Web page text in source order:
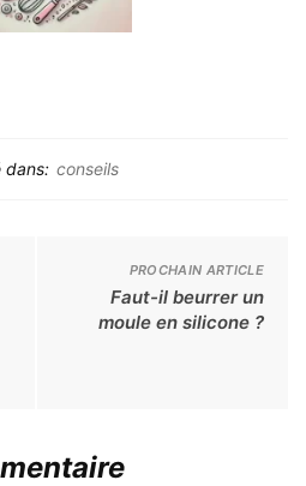
dans: conseils
PROCHAIN ARTICLE
Faut-il beurrer un
moule en silicone ?